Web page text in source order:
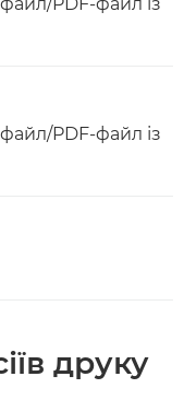
PDF-файл із
друку